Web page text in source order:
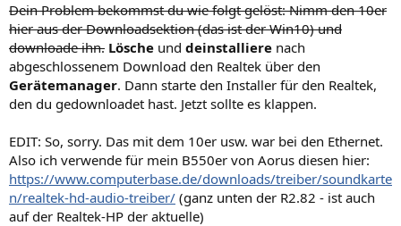
Dein Problem bekommst du wie folgt gelöst: Nimm den 10er
hier aus der Downloadsektion (das ist der Win10) und
downloade ihn. Lösche und deinstalliere nach
abgeschlossenem Download den Realtek über den
Gerätemanager. Dann starte den Installer für den Realtek,
den du gedownloadet hast. Jetzt sollte es klappen.
EDIT: So, sorry. Das mit dem 10er usw. war bei den Ethernet.
Also ich verwende für mein B550er von Aorus diesen hier:
https://www.computerbase.de/downloads/treiber/soundkarte
n/realtek-hd-audio-treiber/ (ganz unten der R2.82 - ist auch
auf der Realtek-HP der aktuelle)